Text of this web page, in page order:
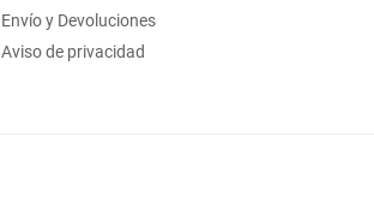
Envío y Devoluciones
Aviso de privacidad